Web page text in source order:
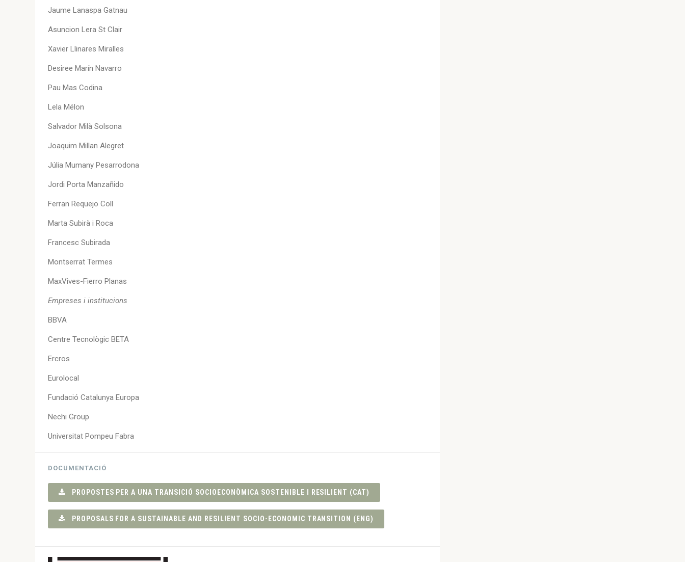
Jaume Lanaspa Gatnau
Asuncion Lera St Clair
Xavier Llinares Miralles
Desiree Marín Navarro
Pau Mas Codina
Lela Mélon
Salvador Milà Solsona
Joaquim Millan Alegret
Júlia Mumany Pesarrodona
Jordi Porta Manzañido
Ferran Requejo Coll
Marta Subirà i Roca
Francesc Subirada
Montserrat Termes
MaxVives-Fierro Planas
Empreses i institucions
BBVA
Centre Tecnològic BETA
Ercros
Eurolocal
Fundació Catalunya Europa
Nechi Group
Universitat Pompeu Fabra
DOCUMENTACIÓ
PROPOSTES PER A UNA TRANSICIÓ SOCIOECONÒMICA SOSTENIBLE I RESILIENT (CAT)
PROPOSALS FOR A SUSTAINABLE AND RESILIENT SOCIO-ECONOMIC TRANSITION (ENG)